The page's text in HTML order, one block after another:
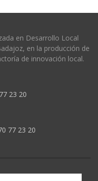
en Desarrollo Local
en la producción de
de innovación local.
23 20
77 23 20